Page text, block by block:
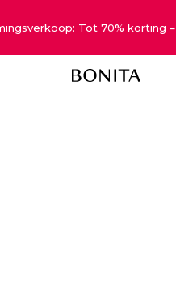
Tot 70% korting –